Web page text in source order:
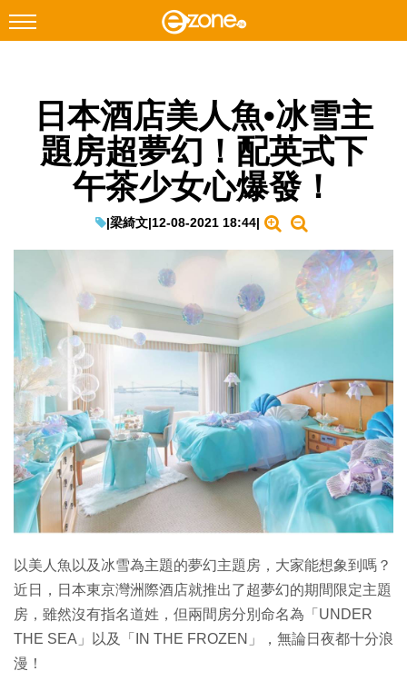
Facebook Instagram
科技焦點
教學評測
EduTech
IT Times
生成式AI與雲端應用
Enterprise Digital Transformation
特集
日本酒店美人魚•冰雪主
題房超夢幻！配英式下
午茶少女心爆發！
|梁綺文|12-08-2021 18:44|
以美人魚以及冰雪為主題的夢幻主題房，大家能想象到嗎？
近日，日本東京灣洲際酒店就推出了超夢幻的期間限定主題
房，雖然沒有指名道姓，但兩間房分別命名為「UNDER
THE SEA」以及「IN THE FROZEN」，無論日夜都十分浪
漫！